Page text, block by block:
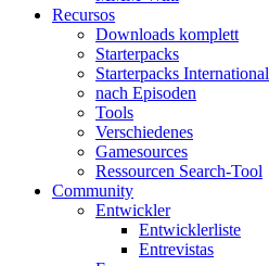
Recursos
Downloads komplett
Starterpacks
Starterpacks International
nach Episoden
Tools
Verschiedenes
Gamesources
Ressourcen Search-Tool
Community
Entwickler
Entwicklerliste
Entrevistas